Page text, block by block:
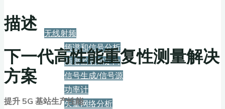
无线射频
频谱和信号分析
频谱监测和定向
信号生成/信号源
功率计
矢量网络分析
描述
下一代高性能重复性测量解决
方案
提升 5G 基站生产性能